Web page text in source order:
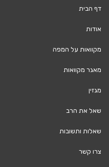
דף הבית
אודות
מקוואות על המפה
מאגר מקוואות
מגזין
שאל את הרב
שאלות ותשובות
צרו קשר